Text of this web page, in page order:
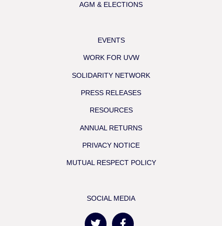
AGM & ELECTIONS
EVENTS
WORK FOR UVW
SOLIDARITY NETWORK
PRESS RELEASES
RESOURCES
ANNUAL RETURNS
PRIVACY NOTICE
MUTUAL RESPECT POLICY
SOCIAL MEDIA